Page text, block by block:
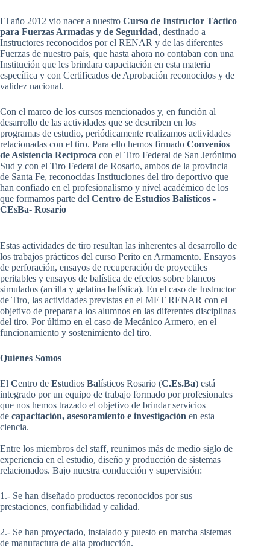
El año 2012 vio nacer a nuestro Curso de Instructor Táctico
para Fuerzas Armadas y de Seguridad, destinado a
Instructores reconocidos por el RENAR y de las diferentes
Fuerzas de nuestro país, que hasta ahora no contaban con una
Institución que les brindara capacitación en esta materia
específica y con Certificados de Aprobación reconocidos y de
validez nacional.
Con el marco de los cursos mencionados y, en función al
desarrollo de las actividades que se describen en los
programas de estudio, periódicamente realizamos actividades
relacionadas con el tiro. Para ello hemos firmado Convenios
de Asistencia Recíproca con el Tiro Federal de San Jerónimo
Sud y con el Tiro Federal de Rosario, ambos de la provincia
de Santa Fe, reconocidas Instituciones del tiro deportivo que
han confiado en el profesionalismo y nivel académico de los
que formamos parte del Centro de Estudios Balísticos -
CEsBa- Rosario
Estas actividades de tiro resultan las inherentes al desarrollo de
los trabajos prácticos del curso Perito en Armamento. Ensayos
de perforación, ensayos de recuperación de proyectiles
peritables y ensayos de balística de efectos sobre blancos
simulados (arcilla y gelatina balística). En el caso de Instructor
de Tiro, las actividades previstas en el MET RENAR con el
objetivo de preparar a los alumnos en las diferentes disciplinas
del tiro. Por último en el caso de Mecánico Armero, en el
funcionamiento y sostenimiento del tiro.
Quienes Somos
El Centro de Estudios Balísticos Rosario (C.Es.Ba) está
integrado por un equipo de trabajo formado por profesionales
que nos hemos trazado el objetivo de brindar servicios
de capacitación, asesoramiento e investigación en esta
ciencia.
Entre los miembros del staff, reunimos más de medio siglo de
experiencia en el estudio, diseño y producción de sistemas
relacionados. Bajo nuestra conducción y supervisión:
1.- Se han diseñado productos reconocidos por sus
prestaciones, confiabilidad y calidad.
2.- Se han proyectado, instalado y puesto en marcha sistemas
de manufactura de alta producción.